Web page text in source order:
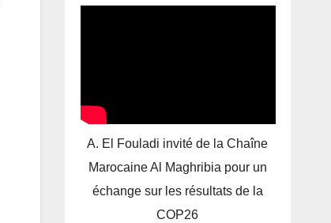
A. El Fouladi invité de la Chaîne
Marocaine Al Maghribia pour un
échange sur les résultats de la
COP26